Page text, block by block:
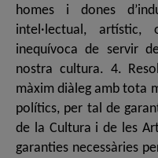
homes i dones
intel·lectual,
inequívoca de servir
nostra cultura. 4.
màxim diàleg amb tota
polítics, per tal de
de la Cultura i de les
garanties necessàries